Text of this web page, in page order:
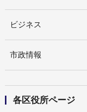
ビジネス
市政情報
各区役所ページ